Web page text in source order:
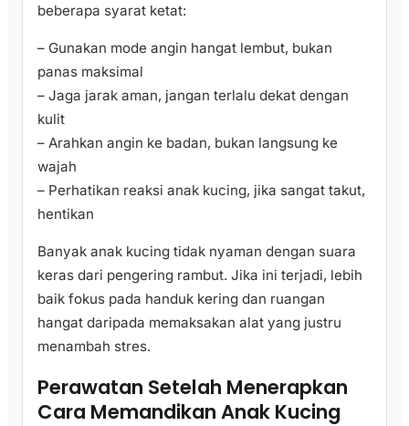
beberapa syarat ketat:
– Gunakan mode angin hangat lembut, bukan
panas maksimal
– Jaga jarak aman, jangan terlalu dekat dengan
kulit
– Arahkan angin ke badan, bukan langsung ke
wajah
– Perhatikan reaksi anak kucing, jika sangat takut,
hentikan
Banyak anak kucing tidak nyaman dengan suara
keras dari pengering rambut. Jika ini terjadi, lebih
baik fokus pada handuk kering dan ruangan
hangat daripada memaksakan alat yang justru
menambah stres.
Perawatan Setelah Menerapkan
Cara Memandikan Anak Kucing